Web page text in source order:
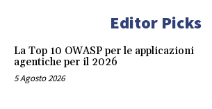
Editor Picks
La Top 10 OWASP per le applicazioni
agentiche per il 2026
5 Agosto 2026